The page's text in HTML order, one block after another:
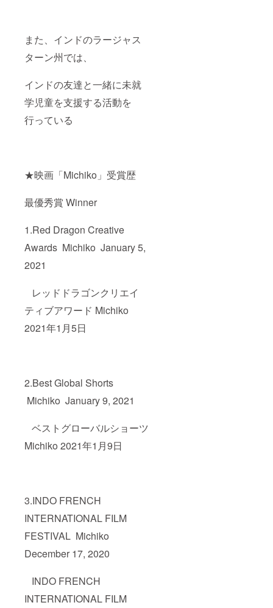
また、インドのラージャス
ターン州では、
インドの友達と一緒に未就
学児童を支援する活動を
行っている
★映画「Michiko」受賞歴
最優秀賞 Winner
1.Red Dragon Creative
Awards Michiko January 5,
2021
レッドドラゴンクリエイ
ティブアワード Michiko
2021年1月5日
2.Best Global Shorts
Michiko January 9, 2021
ベストグローバルショーツ
Michiko 2021年1月9日
3.INDO FRENCH
INTERNATIONAL FILM
FESTIVAL Michiko
December 17, 2020
INDO FRENCH
INTERNATIONAL FILM